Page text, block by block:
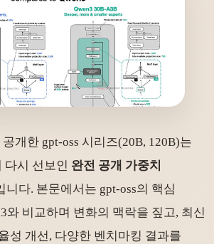
개한 gpt-oss 시리즈(20B, 120B)는
다시 선보인 완전 공개 가중치
니다. 본문에서는 gpt-oss의 핵심
와 비교하며 변화의 맥락을 짚고, 최신
성 개선, 다양한 벤치마킹 결과를